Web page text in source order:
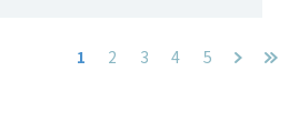
1 2 3 4 5